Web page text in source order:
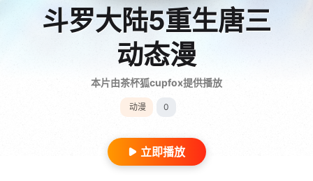
斗罗大陆5重生唐三
动态漫
本片由茶杯狐cupfox提供播放
动漫 0
立即播放